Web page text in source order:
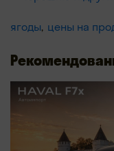
ягоды цены на